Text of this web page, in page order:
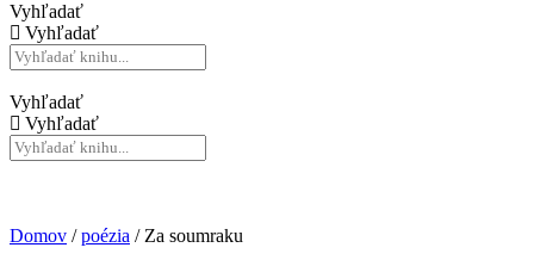
Vyhľadať
Vyhľadať
Vyhľadať
Vyhľadať
Domov /poézia / Za soumraku